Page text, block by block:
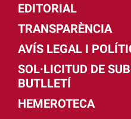
EDITORIAL
TRANSPARÈNCIA
AVÍS LEGAL I
SOL·LICITUD DE
BUTLLETÍ
HEMEROTECA